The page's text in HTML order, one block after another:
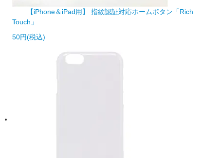
【iPhone＆iPad用】 指紋認証対応ホームボタン「Rich
Touch」
50円(税込)